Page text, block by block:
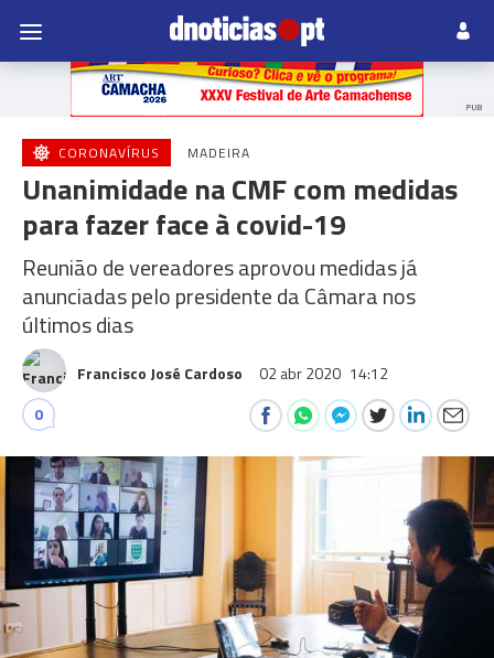
PUB
CORONAVÍRUS MADEIRA
Unanimidade na CMF com medidas
para fazer face à covid-19
Reunião de vereadores aprovou medidas já
anunciadas pelo presidente da Câmara nos
últimos dias
Francisco José Cardoso 02 abr 2020 14:12
0